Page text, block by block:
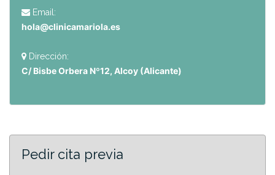
Email:
hola@clinicamariola.es
Dirección:
C/ Bisbe Orbera Nº12, Alcoy (Alicante)
Pedir cita previa